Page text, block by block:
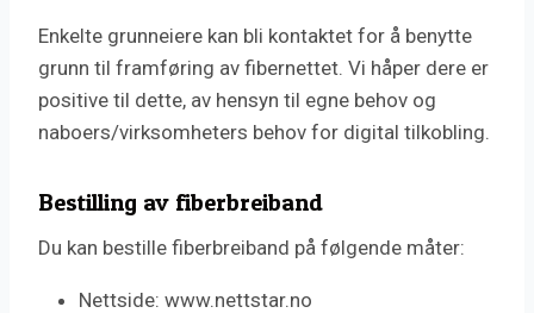
Enkelte grunneiere kan bli kontaktet for å benytte
grunn til framføring av fibernettet. Vi håper dere er
positive til dette, av hensyn til egne behov og
naboers/virksomheters behov for digital tilkobling.
Bestilling av fiberbreiband
Du kan bestille fiberbreiband på følgende måter:
Nettside: www.nettstar.no